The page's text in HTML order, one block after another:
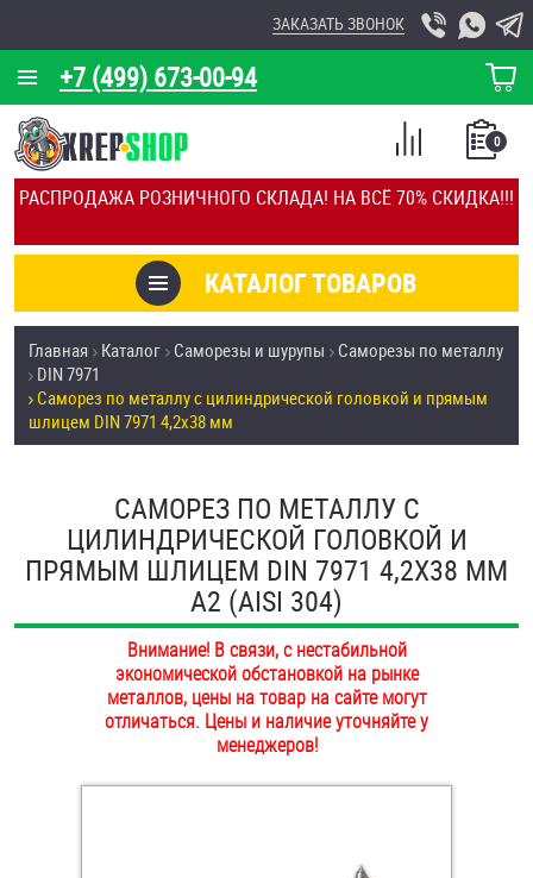
РАСПРОДАЖА РОЗНИЧНОГО СКЛАДА! НА ВСЁ 70% СКИДКА!!!
+7 (499) 673-00-94
ЗАКАЗАТЬ ЗВОНОК
КОРЗИНА
О КОМПАНИИ
КАЛЬКУЛЯТОР
ОТЗЫВЫ
УСЛУГИ
СКИДКИ
ПОКУПАТЕЛЯМ
ОПЛАТА И ДОСТАВКА
НАШИ МАГАЗИНЫ
КАТАЛОГ ТОВАРОВ
0
СПИСОК
СРАВНЕНИЕ
Товары со скидкой
Анкеры
Антивандальный крепёж, инструмент
Болты и винты
Втулки
Гайки
Дюбели
Дюймовый крепёж
Главная Каталог Саморезы и шурупы
Саморезы по металлу
DIN 7971
Саморез по металлу с цилиндрической головкой и прямым
шлицем DIN 7971 4,2х38 мм
САМОРЕЗ ПО МЕТАЛЛУ С
ЦИЛИНДРИЧЕСКОЙ ГОЛОВКОЙ И
ПРЯМЫМ ШЛИЦЕМ DIN 7971 4,2Х38 ММ
А2 (AISI 304)
Внимание! В связи, с нестабильной
экономической обстановкой на рынке
металлов, цены на товар на сайте могут
отличаться. Цены и наличие уточняйте у
менеджеров!